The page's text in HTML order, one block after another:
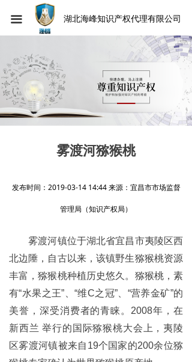
끀 湖北海峰知识产权代理有限公司
雾渡河猕猴桃
发布时间：2019-03-14 14:44 来源：宜昌市市场监督
管理局（知识产权局）
雾渡河镇位于湖北省宜昌市夷陵区西
北边陲，自古以来，该镇野生猕猴桃资源
丰富，猕猴桃种植历史悠久。猕猴桃，素
有“水果之王”、“维C之冠”、“营养金矿”的
美誉，深受消费者的青睐。2008年，在
新西兰 举行的国际猕猴桃大会上，夷陵
区雾渡河镇被来自19个国家的200余位猕